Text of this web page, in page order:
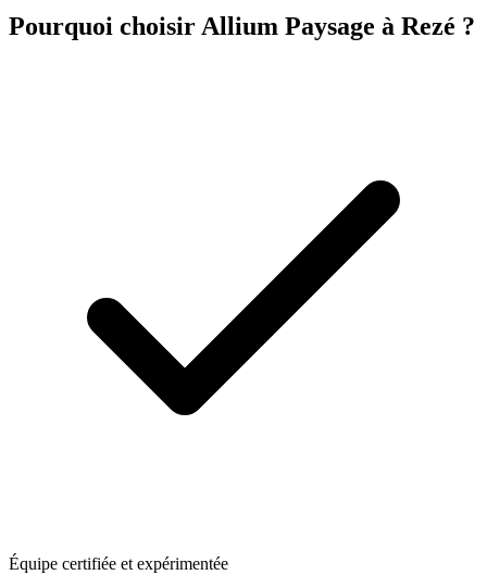
Pourquoi choisir Allium Paysage à Rezé ?
Équipe certifiée et expérimentée